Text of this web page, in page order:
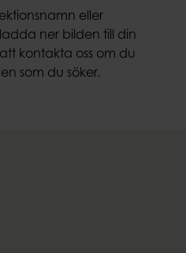
eller
ner bilden till din
kontakta ossom du
som du söker.